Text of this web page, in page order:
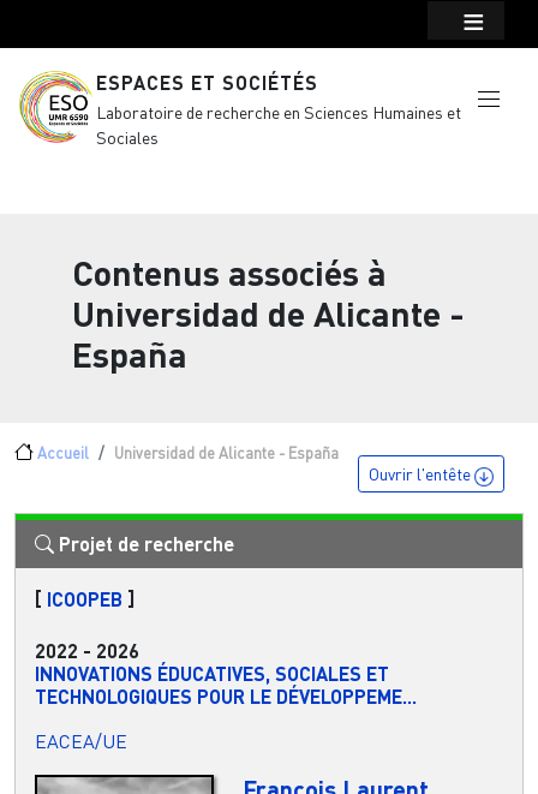
ESPACES ET SOCIÉTÉS
Laboratoire de recherche en Sciences Humaines et
Sociales
Contenus associés à
Universidad de Alicante -
España
Fil d'Ariane
Accueil Universidad de Alicante - España
Ouvrir l'entête
Projet de recherche
[ ICOOPEB ]
2022 - 2026
INNOVATIONS ÉDUCATIVES, SOCIALES ET
TECHNOLOGIQUES POUR LE DÉVELOPPEME...
EACEA/UE